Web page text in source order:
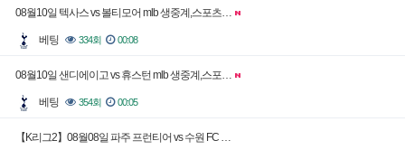
08월10일 텍사스 vs 볼티모어 mlb 생중계,스포츠…
베팅 334회 00:08
08월10일 샌디에이고 vs 휴스턴 mlb 생중계,스포…
베팅 354회 00:05
【K리그2】08월08일 파주 프런티어 vs 수원 FC …